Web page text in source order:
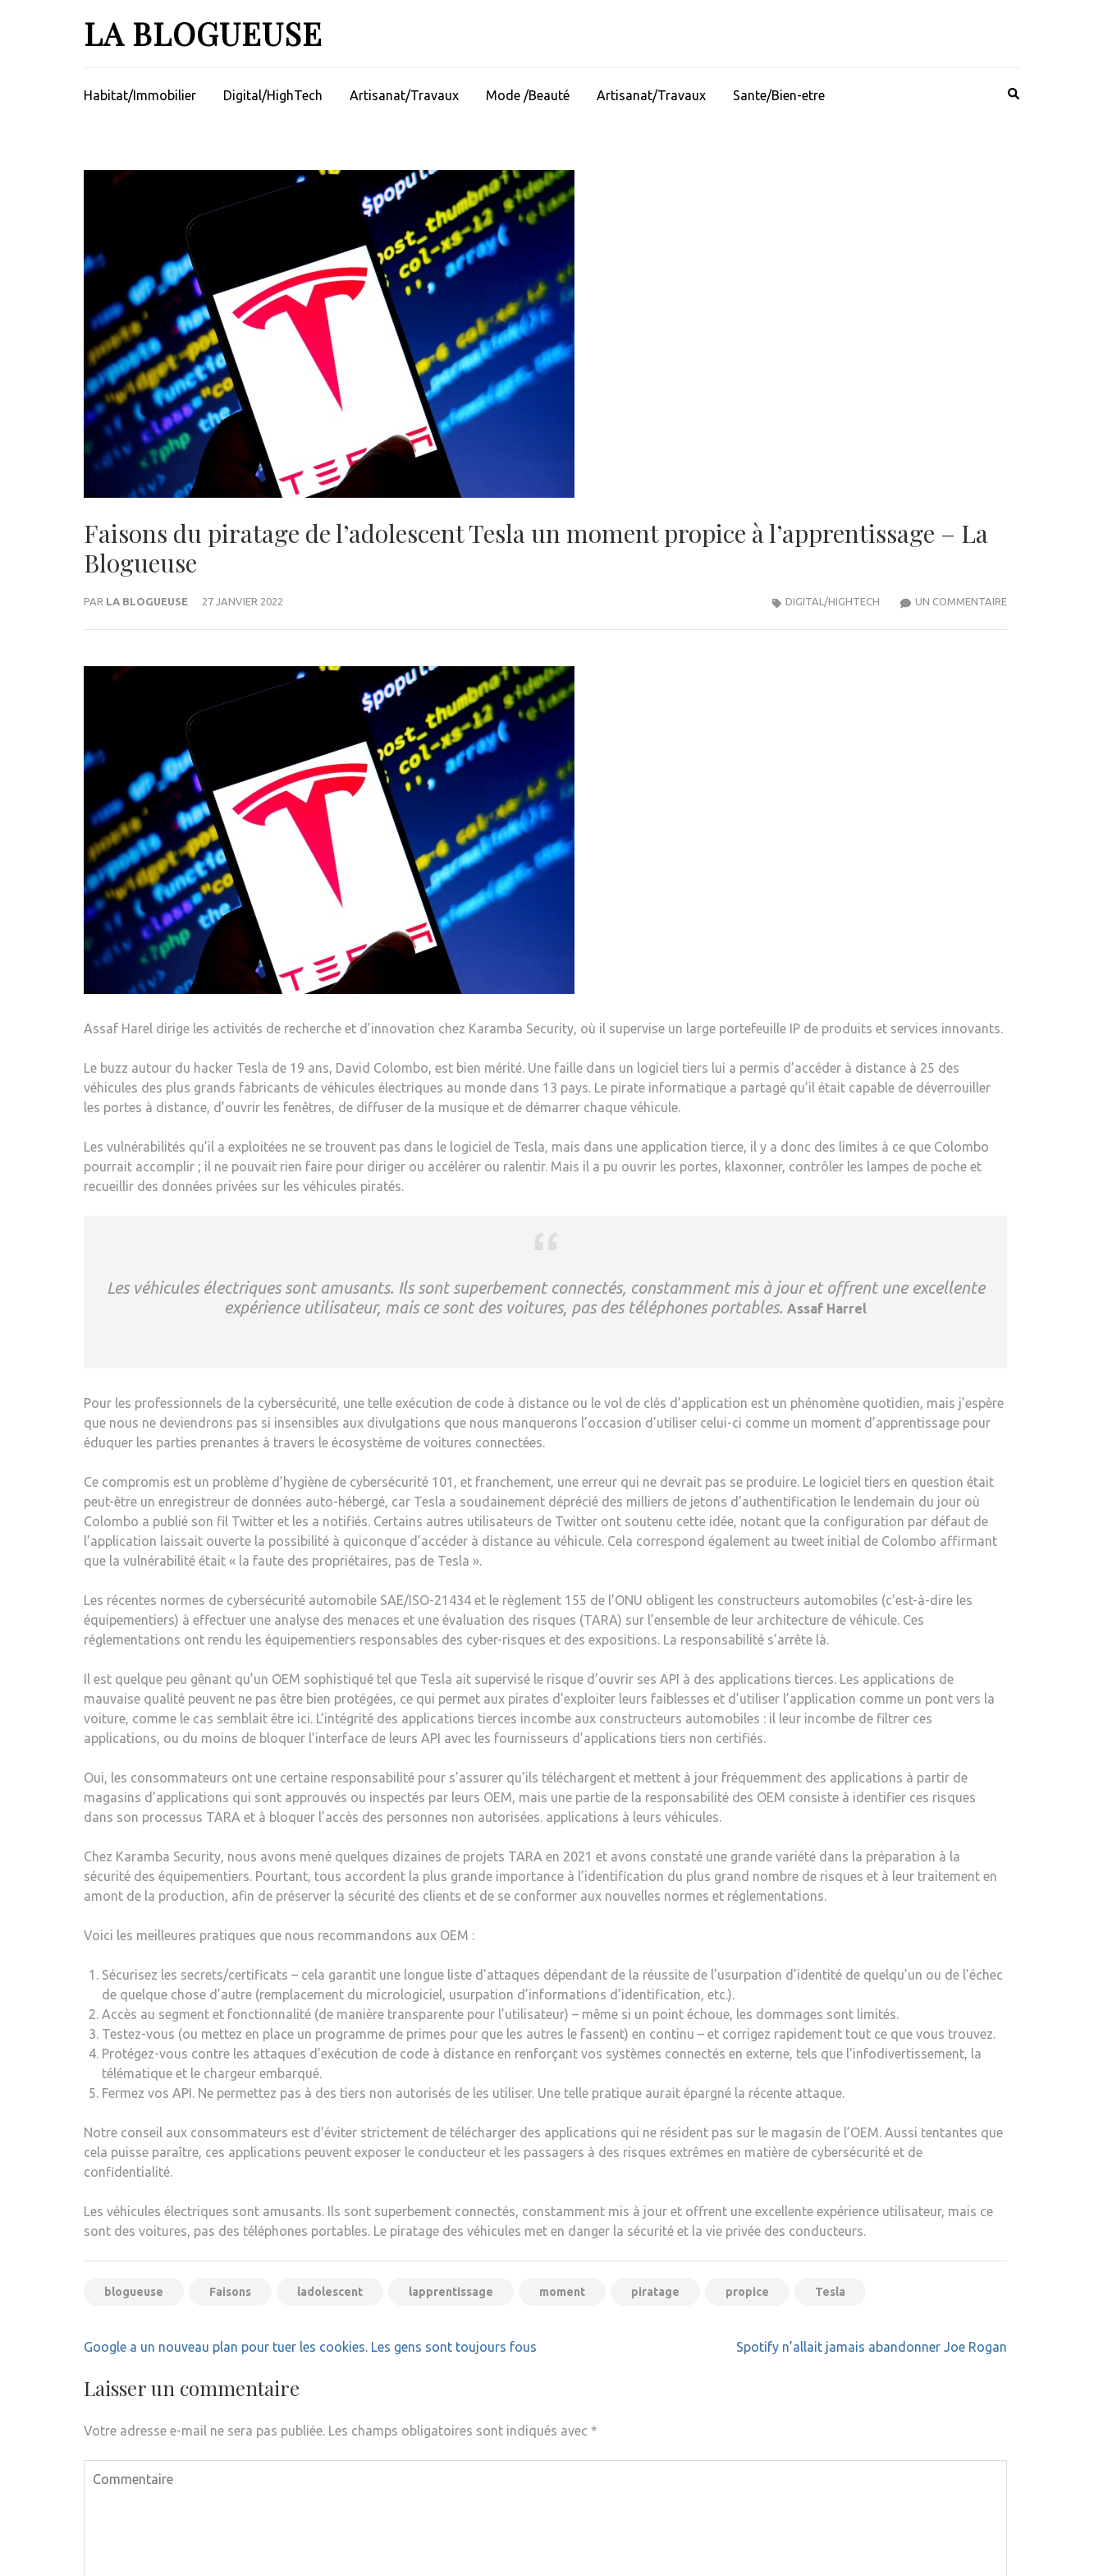
LA BLOGUEUSE
Habitat/Immobilier Digital/HighTech Artisanat/Travaux Mode /Beauté Artisanat/Travaux Sante/Bien-etre
Faisons du piratage de l’adolescent Tesla un moment propice à l’apprentissage – La
Blogueuse
PAR LA BLOGUEUSE 27 JANVIER 2022 UN COMMENTAIRESUR
DIGITAL/HIGHTECH
Assaf Harel dirige les activités de recherche et d’innovation chez Karamba Security, où il supervise un large portefeuille IP de produits et services innovants.
Le buzz autour du hacker Tesla de 19 ans, David Colombo, est bien mérité. Une faille dans un logiciel tiers lui a permis d’accéder à distance à 25 des
véhicules des plus grands fabricants de véhicules électriques au monde dans 13 pays. Le pirate informatique a partagé qu’il était capable de déverrouiller
les portes à distance, d’ouvrir les fenêtres, de diffuser de la musique et de démarrer chaque véhicule.
Les vulnérabilités qu’il a exploitées ne se trouvent pas dans le logiciel de Tesla, mais dans une application tierce, il y a donc des limites à ce que Colombo
pourrait accomplir ; il ne pouvait rien faire pour diriger ou accélérer ou ralentir. Mais il a pu ouvrir les portes, klaxonner, contrôler les lampes de poche et
recueillir des données privées sur les véhicules piratés.
Les véhicules électriques sont amusants. Ils sont superbement connectés, constamment mis à jour et offrent une excellente
expérience utilisateur, mais ce sont des voitures, pas des téléphones portables. Assaf Harrel
Pour les professionnels de la cybersécurité, une telle exécution de code à distance ou le vol de clés d’application est un phénomène quotidien, mais j’espère
que nous ne deviendrons pas si insensibles aux divulgations que nous manquerons l’occasion d’utiliser celui-ci comme un moment d’apprentissage pour
éduquer les parties prenantes à travers le écosystème de voitures connectées.
Ce compromis est un problème d’hygiène de cybersécurité 101, et franchement, une erreur qui ne devrait pas se produire. Le logiciel tiers en question était
peut-être un enregistreur de données auto-hébergé, car Tesla a soudainement déprécié des milliers de jetons d’authentification le lendemain du jour où
Colombo a publié son fil Twitter et les a notifiés. Certains autres utilisateurs de Twitter ont soutenu cette idée, notant que la configuration par défaut de
l’application laissait ouverte la possibilité à quiconque d’accéder à distance au véhicule. Cela correspond également au tweet initial de Colombo affirmant
que la vulnérabilité était « la faute des propriétaires, pas de Tesla ».
Les récentes normes de cybersécurité automobile SAE/ISO-21434 et le règlement 155 de l’ONU obligent les constructeurs automobiles (c’est-à-dire les
équipementiers) à effectuer une analyse des menaces et une évaluation des risques (TARA) sur l’ensemble de leur architecture de véhicule. Ces
réglementations ont rendu les équipementiers responsables des cyber-risques et des expositions. La responsabilité s’arrête là.
Il est quelque peu gênant qu’un OEM sophistiqué tel que Tesla ait supervisé le risque d’ouvrir ses API à des applications tierces. Les applications de
mauvaise qualité peuvent ne pas être bien protégées, ce qui permet aux pirates d’exploiter leurs faiblesses et d’utiliser l’application comme un pont vers la
voiture, comme le cas semblait être ici. L’intégrité des applications tierces incombe aux constructeurs automobiles : il leur incombe de filtrer ces
applications, ou du moins de bloquer l’interface de leurs API avec les fournisseurs d’applications tiers non certifiés.
Oui, les consommateurs ont une certaine responsabilité pour s’assurer qu’ils téléchargent et mettent à jour fréquemment des applications à partir de
magasins d’applications qui sont approuvés ou inspectés par leurs OEM, mais une partie de la responsabilité des OEM consiste à identifier ces risques
dans son processus TARA et à bloquer l’accès des personnes non autorisées. applications à leurs véhicules.
Chez Karamba Security, nous avons mené quelques dizaines de projets TARA en 2021 et avons constaté une grande variété dans la préparation à la
sécurité des équipementiers. Pourtant, tous accordent la plus grande importance à l’identification du plus grand nombre de risques et à leur traitement en
amont de la production, afin de préserver la sécurité des clients et de se conformer aux nouvelles normes et réglementations.
Voici les meilleures pratiques que nous recommandons aux OEM :
Sécurisez les secrets/certificats – cela garantit une longue liste d’attaques dépendant de la réussite de l’usurpation d’identité de quelqu’un ou de l’échec
de quelque chose d’autre (remplacement du micrologiciel, usurpation d’informations d’identification, etc.).
Accès au segment et fonctionnalité (de manière transparente pour l’utilisateur) – même si un point échoue, les dommages sont limités.
Testez-vous (ou mettez en place un programme de primes pour que les autres le fassent) en continu – et corrigez rapidement tout ce que vous trouvez.
Protégez-vous contre les attaques d’exécution de code à distance en renforçant vos systèmes connectés en externe, tels que l’infodivertissement, la
télématique et le chargeur embarqué.
Fermez vos API. Ne permettez pas à des tiers non autorisés de les utiliser. Une telle pratique aurait épargné la récente attaque.
Notre conseil aux consommateurs est d’éviter strictement de télécharger des applications qui ne résident pas sur le magasin de l’OEM. Aussi tentantes que
cela puisse paraître, ces applications peuvent exposer le conducteur et les passagers à des risques extrêmes en matière de cybersécurité et de
confidentialité.
Les véhicules électriques sont amusants. Ils sont superbement connectés, constamment mis à jour et offrent une excellente expérience utilisateur, mais ce
sont des voitures, pas des téléphones portables. Le piratage des véhicules met en danger la sécurité et la vie privée des conducteurs.
blogueuse Faisons ladolescent lapprentissage moment piratage propice Tesla
Navigation
l’article
Google a un nouveau plan pour tuer les cookies. Les gens sont toujours fous Spotify n’allait jamais abandonner Joe Rogan
Laisser un commentaire
Votre adresse e-mail ne sera pas publiée. Les champs obligatoires sont indiqués avec *